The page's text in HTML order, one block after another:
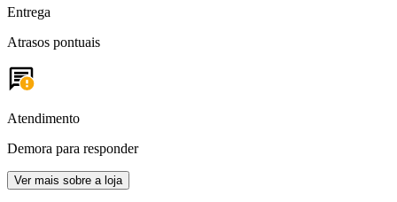
Entrega
Atrasos pontuais
Atendimento
Demora para responder
Ver mais sobre a loja